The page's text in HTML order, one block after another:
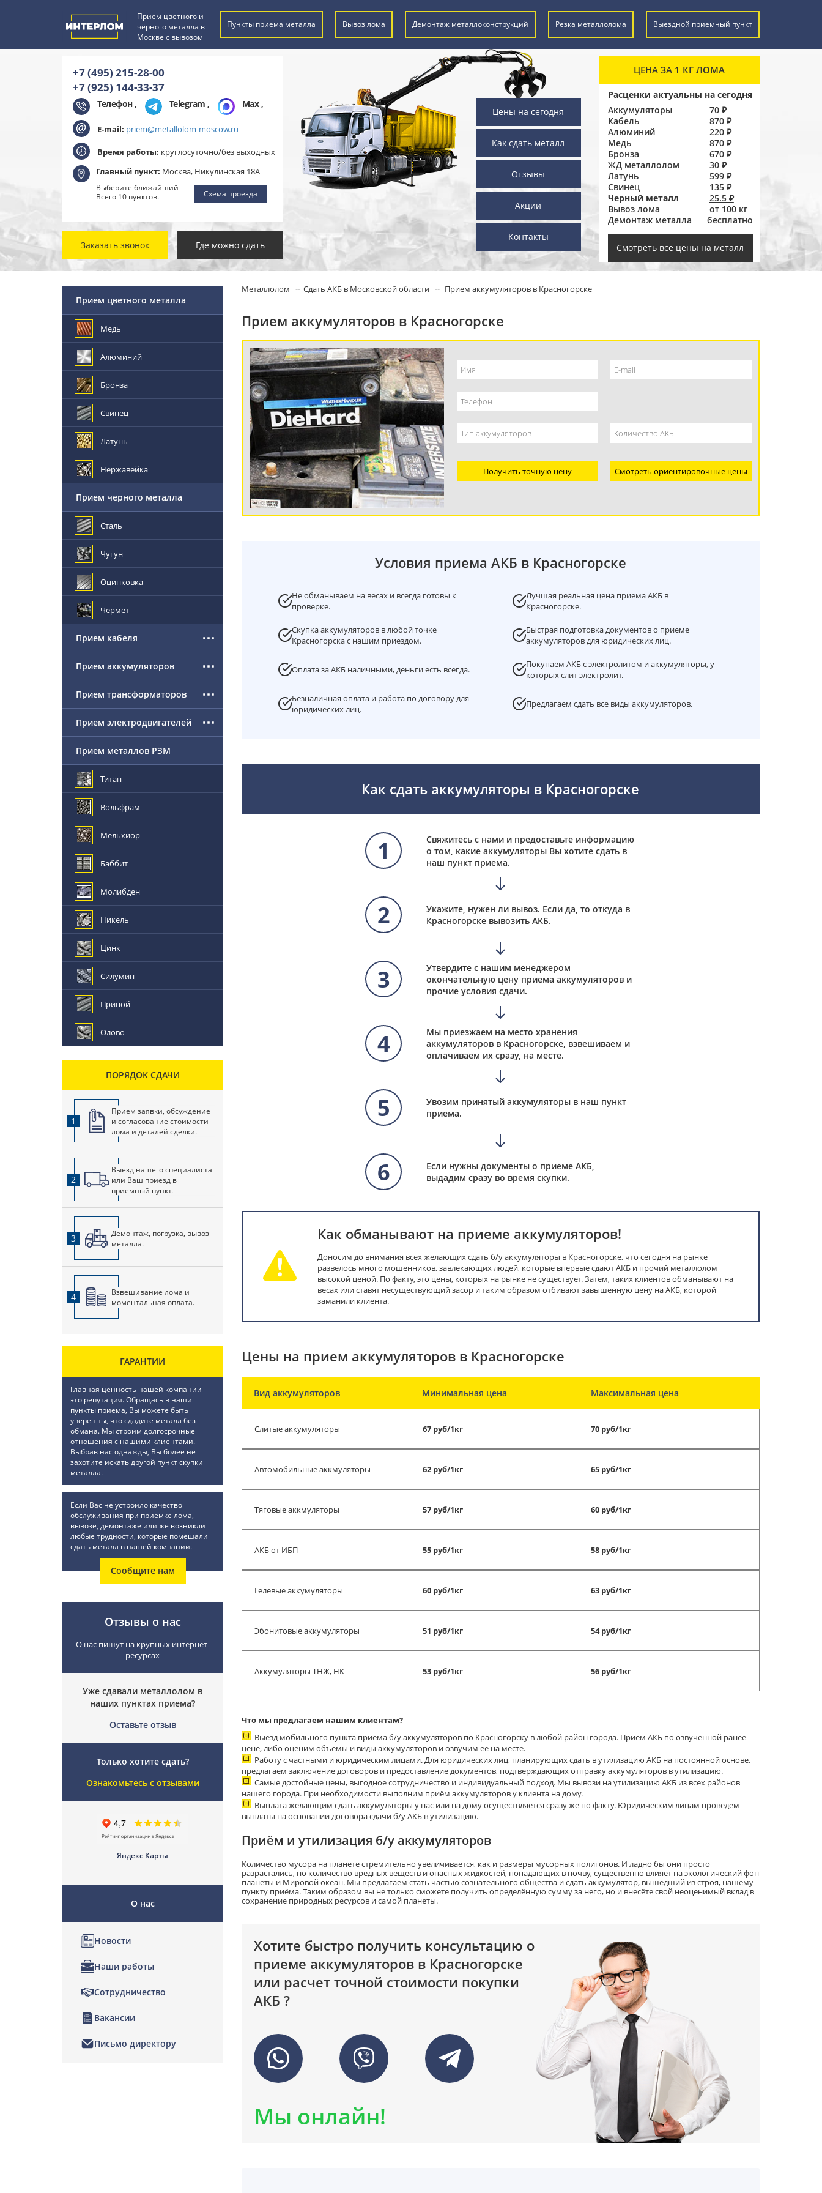
Прием цветного и
чёрного металла в
Москве с вывозом
Пункты приема металла Вывоз лома Демонтаж металлоконструкций Резка металлолома Выездной приемный пункт
+7 (495) 215-28-00
+7 (925) 144-33-37
Телефон , Telegram , Max,
E-mail: priem@metallolom-moscow.ru
Время работы: круглосуточно/без выходных
Главный пункт: Москва, Никулинская 18А
Выберите ближайший
Всего 10 пунктов.
Схема проезда
Заказать звонок Где можно сдать
ЦЕНА ЗА 1 КГ ЛОМА
Расценки актуальны на сегодня
Аккумуляторы
70 ₽
Кабель
870 ₽
Алюминий
220 ₽
Медь
870 ₽
Бронза
670 ₽
ЖД металлолом
30 ₽
Латунь
599 ₽
Свинец
135 ₽
Черный металл
25.5 ₽
Вывоз лома
от 100 кг
Демонтаж металла
бесплатно
Смотреть все цены на металл
Цены на сегодня
Как сдать металл
Отзывы
Акции
Контакты
Металлолом Сдать АКБ в Московской области Прием аккумуляторов в Красногорске
Прием аккумуляторов в Красногорске
Получить точную цену Смотреть ориентировочные цены
Условия приема АКБ в Красногорске
Не обманываем на весах и всегда готовы к
проверке.
Лучшая реальная цена приема АКБ в
Красногорске.
Скупка аккумуляторов в любой точке
Красногорска с нашим приездом.
Быстрая подготовка документов о приеме
аккумуляторов для юридических лиц.
Оплата за АКБ наличными, деньги есть всегда.
Покупаем АКБ с электролитом и аккумуляторы, у
которых слит электролит.
Безналичная оплата и работа по договору для
юридических лиц.
Предлагаем сдать все виды аккумуляторов.
Как сдать аккумуляторы в Красногорске
1
Свяжитесь с нами и предоставьте информацию
о том, какие аккумуляторы Вы хотите сдать в
наш пункт приема.
2
Укажите, нужен ли вывоз. Если да, то откуда в
Красногорске вывозить АКБ.
3
Утвердите с нашим менеджером
окончательную цену приема аккумуляторов и
прочие условия сдачи.
4
Мы приезжаем на место хранения
аккумуляторов в Красногорске, взвешиваем и
оплачиваем их сразу, на месте.
5
Увозим принятый аккумуляторы в наш пункт
приема.
6
Если нужны документы о приеме АКБ,
выдадим сразу во время скупки.
Как обманывают на приеме аккумуляторов!
Доносим до внимания всех желающих сдать б/у аккумуляторы в Красногорске, что сегодня на рынке
развелось много мошенников, завлекающих людей, которые впервые сдают АКБ и прочий металлолом
высокой ценой. По факту, это цены, которых на рынке не существует. Затем, таких клиентов обманывают на
весах или ставят несуществующий засор и таким образом отбивают завышенную цену на АКБ, которой
заманили клиента.
Цены на прием аккумуляторов в Красногорске
Вид аккумуляторов Минимальная цена Максимальная цена
Слитые аккумуляторы 67 руб/1кг 70 руб/1кг
Автомобильные аккмуляторы 62 руб/1кг 65 руб/1кг
Тяговые аккмуляторы 57 руб/1кг 60 руб/1кг
АКБ от ИБП 55 руб/1кг 58 руб/1кг
Гелевые аккумуляторы 60 руб/1кг 63 руб/1кг
Эбонитовые аккумуляторы 51 руб/1кг 54 руб/1кг
Аккумуляторы ТНЖ, НК 53 руб/1кг 56 руб/1кг
Что мы предлагаем нашим клиентам?
Выезд мобильного пункта приёма б/у аккумуляторов по Красногорску в любой район города. Приём АКБ по озвученной ранее
цене, либо оценим объёмы и виды аккумуляторов и озвучим её на месте.
Работу с частными и юридическим лицами. Для юридических лиц, планирующих сдать в утилизацию АКБ на постоянной основе,
предлагаем заключение договоров и предоставление документов, подтверждающих отправку аккумуляторов в утилизацию.
Самые достойные цены, выгодное сотрудничество и индивидуальный подход. Мы вывози на утилизацию АКБ из всех районов
нашего города. При необходимости выполним приём аккумуляторов у клиента на дому.
Выплата желающим сдать аккумуляторы у нас или на дому осуществляется сразу же по факту. Юридическим лицам проведём
выплаты на основании договора сдачи б/у АКБ в утилизацию.
Приём и утилизация б/у аккумуляторов
Количество мусора на планете стремительно увеличивается, как и размеры мусорных полигонов. И ладно бы они просто
разрастались, но количество вредных веществ и опасных жидкостей, попадающих в почву, существенно влияет на экологический фон
планеты и Мировой океан. Мы предлагаем стать частью сознательного общества и сдать аккумулятор, вышедший из строя, нашему
пункту приёма. Таким образом вы не только сможете получить определённую сумму за него, но и внесёте свой неоценимый вклад в
сохранение природных ресурсов и самой планеты.
Хотите быстро получить консультацию о
приеме аккумуляторов в Красногорске
или расчет точной стоимости покупки
АКБ ?
Мы онлайн!
Прием цветного металла
Медь
Алюминий
Бронза
Свинец
Латунь
Нержавейка
Прием черного металла
Сталь
Чугун
Оцинковка
Чермет
Прием кабеля
Прием аккумуляторов
Прием трансформаторов
Прием электродвигателей
Прием металлов РЗМ
Титан
Вольфрам
Мельхиор
Баббит
Молибден
Никель
Цинк
Силумин
Припой
Олово
ПОРЯДОК СДАЧИ
1
Прием заявки, обсуждение
и согласование стоимости
лома и деталей сделки.
2
Выезд нашего специалиста
или Ваш приезд в
приемный пункт.
3
Демонтаж, погрузка, вывоз
металла.
4
Взвешивание лома и
моментальная оплата.
ГАРАНТИИ
Главная ценность нашей компании -
это репутация. Обращась в наши
пункты приема, Вы можете быть
уверенны, что сдадите металл без
обмана. Мы строим долгосрочные
отношения с нашими клиентами.
Выбрав нас однажды, Вы более не
захотите искать другой пункт скупки
металла.
Если Вас не устроило качество
обслуживания при приемке лома,
вывозе, демонтаже или же возникли
любые трудности, которые помешали
сдать металл в нашей компании.
Сообщите нам
Отзывы о нас
О нас пишут на крупных интернет-
ресурсах
Уже сдавали металлолом в
наших пунктах приема?
Оставьте отзыв
Только хотите сдать?
Ознакомьтесь с отзывами
Яндекс Карты
О нас
Новости
Наши работы
Сотрудничество
Вакансии
Письмо директору